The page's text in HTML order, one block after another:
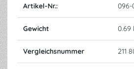
Artikel-Nr.: 096-
Gewicht 0.69
Vergleichsnummer 211